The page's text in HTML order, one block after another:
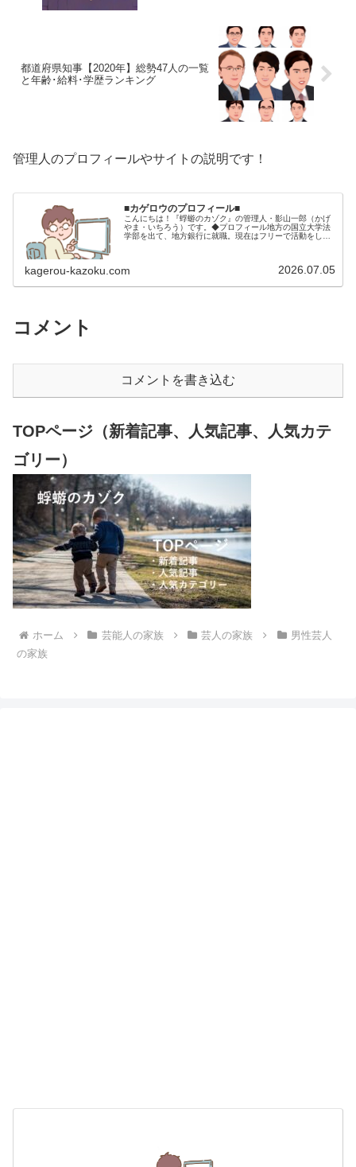
都道府県知事【2020年】総勢47人の一覧
と年齢･給料･学歴ランキング
管理人のプロフィールやサイトの説明です！
■カゲロウのプロフィール■
こんにちは！『蜉蝣のカゾク』の管理人・影山一郎（かげ
やま・いちろう）です。◆プロフィール地方の国立大学法
学部を出て、地方銀行に就職。現在はフリーで活動をして
kagerou-kazoku.com 2026.07.05
コメント
コメントを書き込む
TOPページ（新着記事、人気記事、人気カテ
ゴリー）
ホーム 芸能人の家族 芸人の家族
男性芸人
の家族